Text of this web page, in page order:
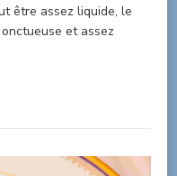
être assez liquide, le
et assez